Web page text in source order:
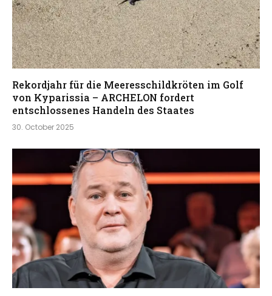
Rekordjahr für die Meeresschildkröten im Golf
von Kyparissia – ARCHELON fordert
entschlossenes Handeln des Staates
30. October 2025